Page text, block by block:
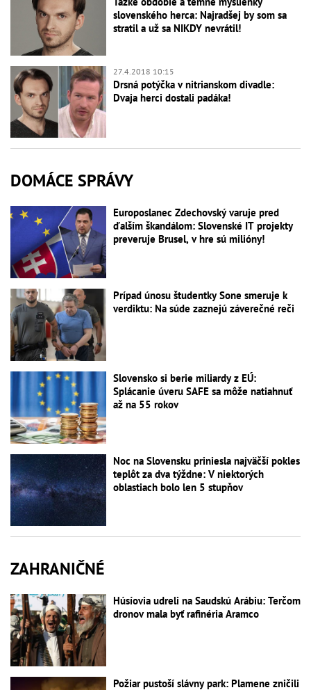
slovenského herca: Najradšej by som sa
stratil a už sa NIKDY nevrátil!
27.4.2018 10:15
Drsná potýčka v nitrianskom divadle:
Dvaja herci dostali padáka!
DOMÁCE SPRÁVY
Europoslanec Zdechovský varuje pred
ďalším škandálom: Slovenské IT projekty
preveruje Brusel, v hre sú milióny!
Prípad únosu študentky Sone smeruje k
verdiktu: Na súde zaznejú záverečné reči
Slovensko si berie miliardy z EÚ:
Splácanie úveru SAFE sa môže natiahnuť
až na 55 rokov
Noc na Slovensku priniesla najväčší pokles
teplôt za dva týždne: V niektorých
oblastiach bolo len 5 stupňov
ZAHRANIČNÉ
Húsíovia udreli na Saudskú Arábiu: Terčom
dronov mala byť rafinéria Aramco
Požiar pustoší slávny park: Plamene zničili